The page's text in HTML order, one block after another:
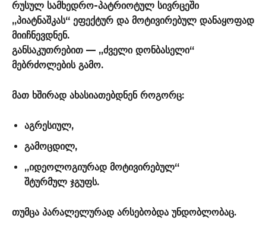
რუსულ სამხედრო-პატრიოტულ სივრცეში
„პიატნაშკას“ ეფექტურ და მოტივირებულ დანაყოფად
მიიჩნევდნენ.
განსაკუთრებით — „ძველი დონბასელი“
მებრძოლების გამო.
მათ ხშირად ახასიათებდნენ როგორც:
აგრესიულ,
გამოცდილ,
„იდეოლოგიურად მოტივირებულ“
შტურმულ ჯგუფს.
თუმცა პარალელურად არსებობდა უნდობლობაც.